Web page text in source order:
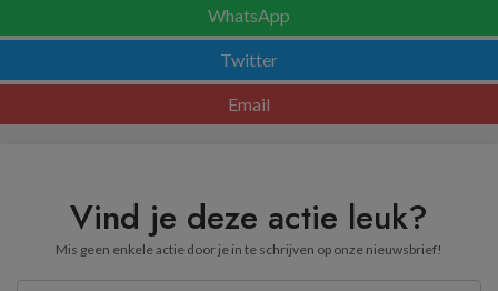
WhatsApp
Twitter
Email
Vind je deze actie leuk?
Mis geen enkele actie door je in te schrijven op onze nieuwsbrief!